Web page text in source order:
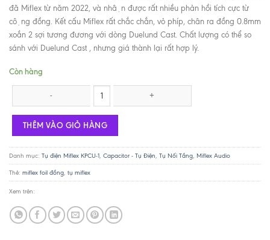
đã Miflex từ năm 2022, và nhận được rất nhiều phản hồi tích cực từ
cộng đồng. Kết cấu Miflex rất chắc chắn, vỏ phíp, chân ra đồng 0.8mm
xoắn 2 sợi tương đương với dòng Duelund Cast. Chất lượng có thể so
sánh với Duelund Cast , nhưng giá thành lại rất hợp lý.
Còn hàng
THÊM VÀO GIỎ HÀNG
Danh mục: Tụ điện Miflex KPCU-1, Capacitor - Tụ Điện, Tụ Nối Tầng, Miflex Audio
Thẻ: miflex foil đồng, tụ miflex
Xem trên: